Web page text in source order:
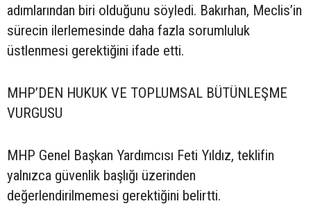
adımlarından biri olduğunu söyledi. Bakırhan, Meclis’in
sürecin ilerlemesinde daha fazla sorumluluk
üstlenmesi gerektiğini ifade etti.
MHP’DEN HUKUK VE TOPLUMSAL BÜTÜNLEŞME
VURGUSU
MHP Genel Başkan Yardımcısı Feti Yıldız, teklifin
yalnızca güvenlik başlığı üzerinden
değerlendirilmemesi gerektiğini belirtti.